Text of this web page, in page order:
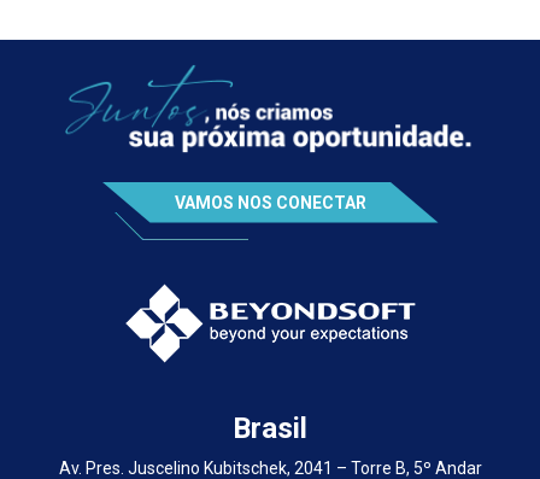
VAMOS NOS CONECTAR
Brasil
Av. Pres. Juscelino Kubitschek, 2041 – Torre B, 5º Andar